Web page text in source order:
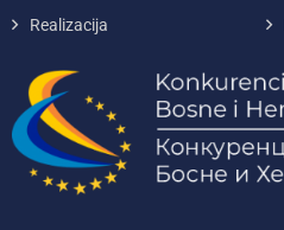
Realizacija